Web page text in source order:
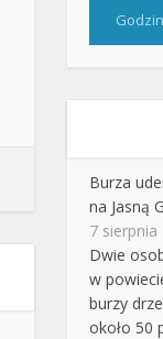
Burza
na Jasną
7 sierpnia
Dwie
w
burzy
około 50